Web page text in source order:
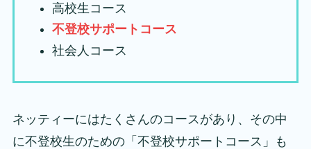
高校生コース
不登校サポートコース
社会人コース
ネッティーにはたくさんのコースがあり、その中
に不登校生のための「不登校サポートコース」も